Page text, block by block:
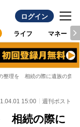
ログイン
ライフ マネー
整理を 相続の際に遺族の負担
15:00 週刊ポスト
相続の際に